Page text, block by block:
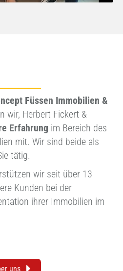
Füssen Immobilien &
wir, Herbert Fickert &
Erfahrung im Bereich des
mit. Wir sind beide als
tätig.
wir seit über 13
Kunden bei der
ihrer Immobilien im
uns